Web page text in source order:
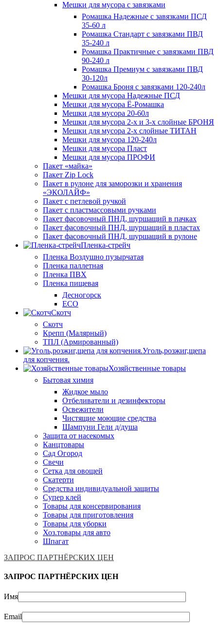
Мешки для мусора с завязками
Ромашка Надежные с завязками ПСД
35-60 л
Ромашка Стандарт с завязками ПВД
35-240 л
Ромашка Практичные с завязками ПВД
90-240 л
Ромашка Премиум с завязками ПВД
30-120л
Ромашка Броня с завязками 120-240л
Мешки для мусора Надежные ПСД
Мешки для мусора Ё-Ромашка
Мешки для мусора 20-60л
Мешки для мусора 2-х и 3-х слойные БРОНЯ
Мешки для мусора 2-х слойные ТИТАН
Мешки для мусора 120-240л
Мешки для мусора Пласт
Мешки для мусора ПРОФИ
Пакет «майка»
Пакет Zip Lock
Пакет в рулоне для заморозки и хранения
«ЭКОЛАЙФ»
Пакет с петлевой ручкой
Пакет с пластмассовыми ручками
Пакет фасовочный ПНД, шуршащий в пачках
Пакет фасовочный ПНД, шуршащий в пластах
Пакет фасовочный ПНД, шуршащий в рулоне
Пленка-стрейч
Пленка Воздушно пузырчатая
Пленка паллетная
Пленка ПВХ
Пленка пищевая
Десногорск
ECO
Скотч
Скотч
Крепп (Малярный)
ТПЛ (Армированный)
Уголь,розжиг,щепа
для копчения.
Хозяйственные товары
Бытовая химия
Жидкое мыло
Отбеливатели и дезинфекторы
Освежители
Чистящие моющие средства
Шампуни Гели д/душа
Защита от насекомых
Канцтовары
Сад Огород
Свечи
Сетка для овощей
Скатерти
Средства индивидуальной защиты
Супер клей
Товары для консервирования
Товары для приготовления
Товары для уборки
Хоз.товары для авто
Шпагат
ЗАПРОС ПАРТНЁРСКИХ ЦЕН
ЗАПРОС ПАРТНЁРСКИХ ЦЕН
Имя
Email